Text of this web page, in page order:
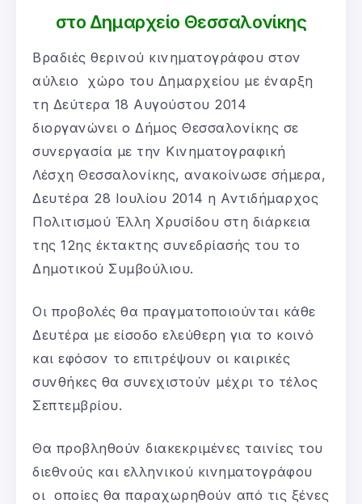
στο Δημαρχείο Θεσσαλονίκης
Βραδιές θερινού κινηματογράφου στον
αύλειο χώρο του Δημαρχείου με έναρξη
τη Δεύτερα 18 Αυγούστου 2014
διοργανώνει ο Δήμος Θεσσαλονίκης σε
συνεργασία με την Κινηματογραφική
Λέσχη Θεσσαλονίκης, ανακοίνωσε σήμερα,
Δευτέρα 28 Ιουλίου 2014 η Αντιδήμαρχος
Πολιτισμού Έλλη Χρυσίδου στη διάρκεια
της 12ης έκτακτης συνεδρίασής του το
Δημοτικού Συμβούλιου.
Οι προβολές θα πραγματοποιούνται κάθε
Δευτέρα με είσοδο ελεύθερη για το κοινό
και εφόσον το επιτρέψουν οι καιρικές
συνθήκες θα συνεχιστούν μέχρι το τέλος
Σεπτεμβρίου.
Θα προβληθούν διακεκριμένες ταινίες του
διεθνούς και ελληνικού κινηματογράφου
οι οποίες θα παραχωρηθούν από τις ξένες